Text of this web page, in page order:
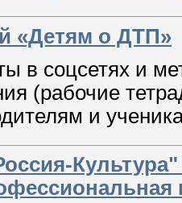
«Детям о ДТП»
в соцсетях и
(рабочие
и